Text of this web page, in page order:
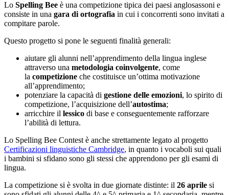
Lo Spelling Bee è una competizione tipica dei paesi anglosassoni e
consiste in una gara di ortografia in cui i concorrenti sono invitati a
compitare parole.
Questo progetto si pone le seguenti finalità generali:
aiutare gli alunni nell’apprendimento della lingua inglese
attraverso una metodologia coinvolgente, come
la competizione che costituisce un’ottima motivazione
all’apprendimento;
potenziare la capacità di gestione delle emozioni, lo spirito di
competizione, l’acquisizione dell’autostima;
arricchire il lessico di base e conseguentemente rafforzare
l’abilità di lettura.
Lo Spelling Bee Contest è anche strettamente legato al progetto
Certificazioni linguistiche Cambridge, in quanto i vocaboli sui quali
i bambini si sfidano sono gli stessi che apprendono per gli esami di
lingua.
La competizione si è svolta in due giornate distinte: il 26 aprile si